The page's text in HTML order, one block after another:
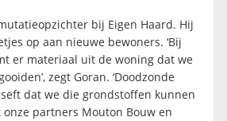
bij Eigen Haard. Hij
op aan nieuwe bewoners. ‘Bij
er materiaal uit de woning dat we
zegt Goran. ‘Doodzonde
dat we die grondstoffen kunnen
partners Mouton Bouw en